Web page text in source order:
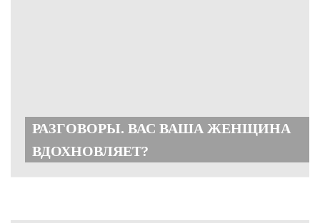
РАЗГОВОРЫ. ВАС ВАША ЖЕНЩИНА
ВДОХНОВЛЯЕТ?